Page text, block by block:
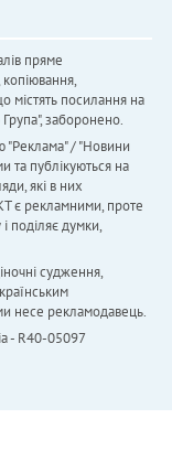
пряме
містять посилання на
заборонено.
"Реклама" / "Новини
та публікуються на
які в них
є рекламними, проте
поділяє думки,
судження,
несе рекламодавець.
- R40-05097